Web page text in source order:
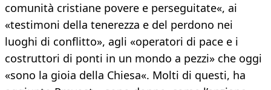
comunità cristiane povere e perseguitate«, ai
«testimoni della tenerezza e del perdono nei
luoghi di conflitto», agli «operatori di pace e i
costruttori di ponti in un mondo a pezzi» che oggi
«sono la gioia della Chiesa«. Molti di questi, ha